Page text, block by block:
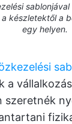
készletektől a
egy helyen.
a
szeretnék